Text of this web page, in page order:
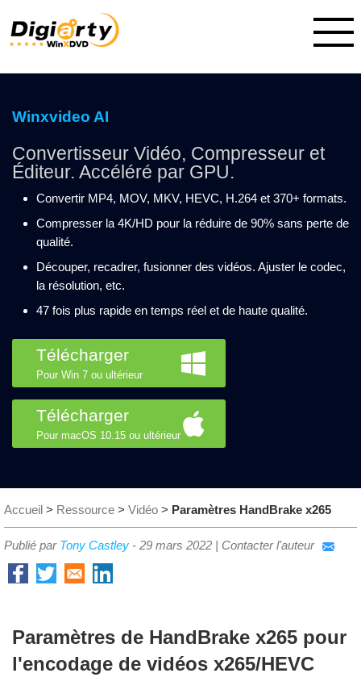
Winxvideo AI
Convertisseur Vidéo, Compresseur et
Éditeur. Accéléré par GPU.
Convertir MP4, MOV, MKV, HEVC, H.264 et 370+ formats.
Compresser la 4K/HD pour la réduire de 90% sans perte de
qualité.
Découper, recadrer, fusionner des vidéos. Ajuster le codec,
la résolution, etc.
47 fois plus rapide en temps réel et de haute qualité.
Télécharger
Pour Win 7 ou ultérieur
Télécharger
Pour macOS 10.15 ou ultérieur
Accueil > Ressource > Vidéo > Paramètres HandBrake x265
Publié par Tony Castley - 29 mars 2022 | Contacter l'auteur
Paramètres de HandBrake x265 pour
l'encodage de vidéos x265/HEVC